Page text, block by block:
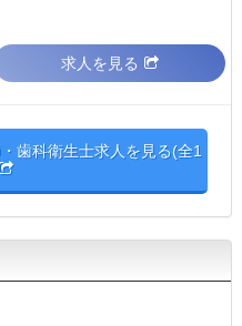
求人を見る
歯科衛生士求人を見る(全1